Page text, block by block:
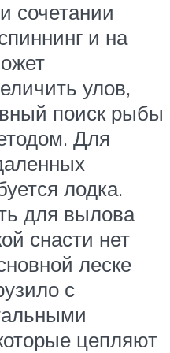
сочетании
и на
улов,
поиск рыбы
Для
лодка.
для вылова
снасти нет
леске
с
цепляют